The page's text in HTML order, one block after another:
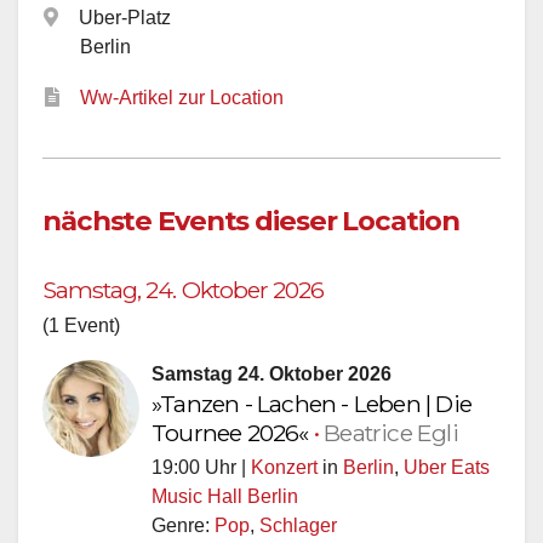
Uber-Platz
Berlin
Ww-Artikel zur Location
nächste Events dieser Location
Samstag, 24. Oktober 2026
(1 Event)
Samstag 24. Oktober 2026
»Tanzen - Lachen - Leben | Die
Tournee 2026« • Beatrice Egli
19:00 Uhr | Konzertin Berlin, Uber Eats
Music Hall Berlin
Genre: Pop, Schlager